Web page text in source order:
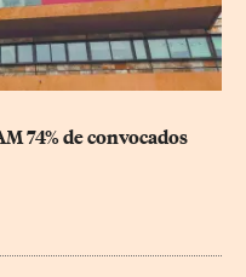
74% de convocados